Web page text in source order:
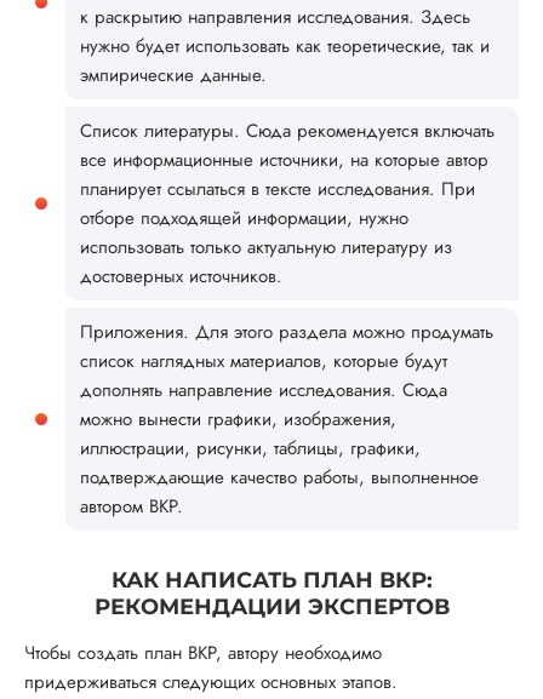
к раскрытию направления исследования. Здесь
нужно будет использовать как теоретические, так и
эмпирические данные.
Список литературы. Сюда рекомендуется включать
все информационные источники, на которые автор
планирует ссылаться в тексте исследования. При
отборе подходящей информации, нужно
использовать только актуальную литературу из
достоверных источников.
Приложения. Для этого раздела можно продумать
список наглядных материалов, которые будут
дополнять направление исследования. Сюда
можно вынести графики, изображения,
иллюстрации, рисунки, таблицы, графики,
подтверждающие качество работы, выполненное
автором ВКР.
КАК НАПИСАТЬ ПЛАН ВКР:
РЕКОМЕНДАЦИИ ЭКСПЕРТОВ
Чтобы создать план ВКР, автору необходимо
придерживаться следующих основных этапов.